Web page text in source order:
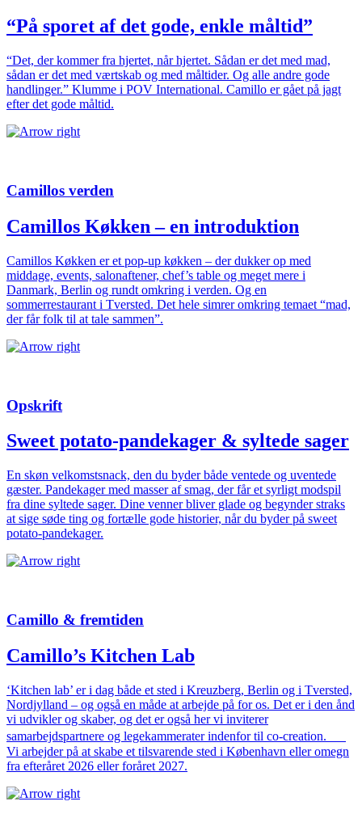
“På sporet af det gode, enkle måltid”
“Det, der kommer fra hjertet, når hjertet. Sådan er det med mad,
sådan er det med værtskab og med måltider. Og alle andre gode
handlinger.” Klumme i POV International. Camillo er gået på jagt
efter det gode måltid.
Camillos verden
Camillos Køkken – en introduktion
Camillos Køkken er et pop-up køkken – der dukker op med
middage, events, salonaftener, chef’s table og meget mere i
Danmark, Berlin og rundt omkring i verden. Og en
sommerrestaurant i Tversted. Det hele simrer omkring temaet “mad,
der får folk til at tale sammen”.
Opskrift
Sweet potato-pandekager & syltede sager
En skøn velkomstsnack, den du byder både ventede og uventede
gæster. Pande­kager med masser af smag, der får et syrligt modspil
fra dine ­syltede sager. Dine venner bliver glade og begynder straks
at sige søde ting og ­fortælle gode historier, når du byder på sweet
potato-pandekager.
Camillo & fremtiden
Camillo’s Kitchen Lab
‘Kitchen lab’ er i dag både et sted i Kreuzberg, Berlin og i Tversted,
Nordjylland – og også en måde at arbejde på for os. Det er i den ånd
vi udvikler og skaber, og det er også her vi inviterer
samarbejdspartnere og legekammerater indenfor til co-creation.
Vi arbejder på at skabe et tilsvarende sted i København eller omegn
fra efteråret 2026 eller foråret 2027.